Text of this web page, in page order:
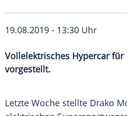
19.08.2019 - 13:30 Uhr
Vollelektrisches Hypercar für
vorgestellt.
Letzte Woche stellte Drako